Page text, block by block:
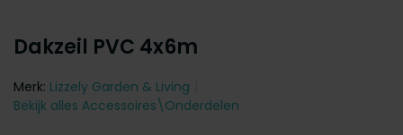
Dakzeil PVC 4x6m
Merk: Lizzely Garden & Living
Bekijk alles Accessoires\Onderdelen